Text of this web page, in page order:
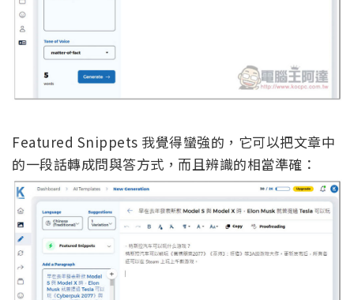
Featured Snippets 我覺得蠻強的，它可以把文章中
的一段話轉成問與答方式，而且辨識的相當準確：